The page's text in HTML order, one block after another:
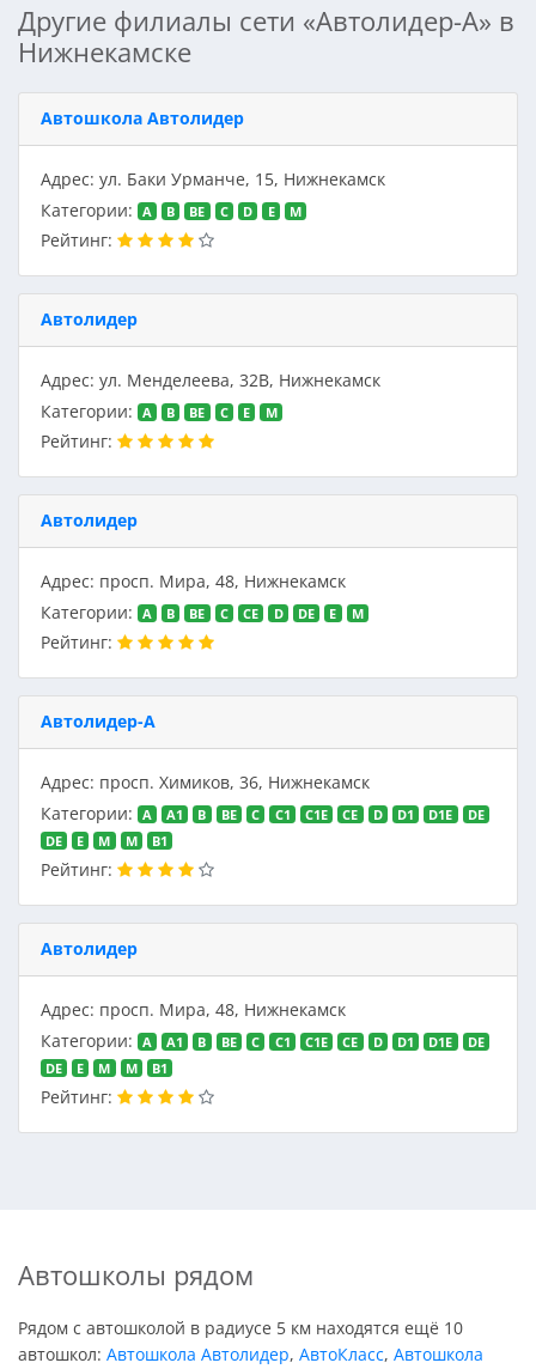
Другие филиалы сети «Автолидер-А» в
Нижнекамске
Автошкола Автолидер
Адрес: ул. Баки Урманче, 15, Нижнекамск
Категории:
A B BE C D E M
Рейтинг:
Автолидер
Адрес: ул. Менделеева, 32В, Нижнекамск
Категории:
A B BE C E M
Рейтинг:
Автолидер
Адрес: просп. Мира, 48, Нижнекамск
Категории:
A B BE C CE D DE E M
Рейтинг:
Автолидер-А
Адрес: просп. Химиков, 36, Нижнекамск
Категории:
A A1 B BE C C1 C1E CE D D1 D1E
DE
DE
E M M В1
Рейтинг:
Автолидер
Адрес: просп. Мира, 48, Нижнекамск
Категории:
A A1 B BE C C1 C1E CE D D1 D1E
DE
DE
E M M В1
Рейтинг:
Автошколы рядом
Рядом с автошколой в радиусе 5 км находятся ещё 10
автошкол: Автошкола Автолидер, АвтоКласс, Автошкола